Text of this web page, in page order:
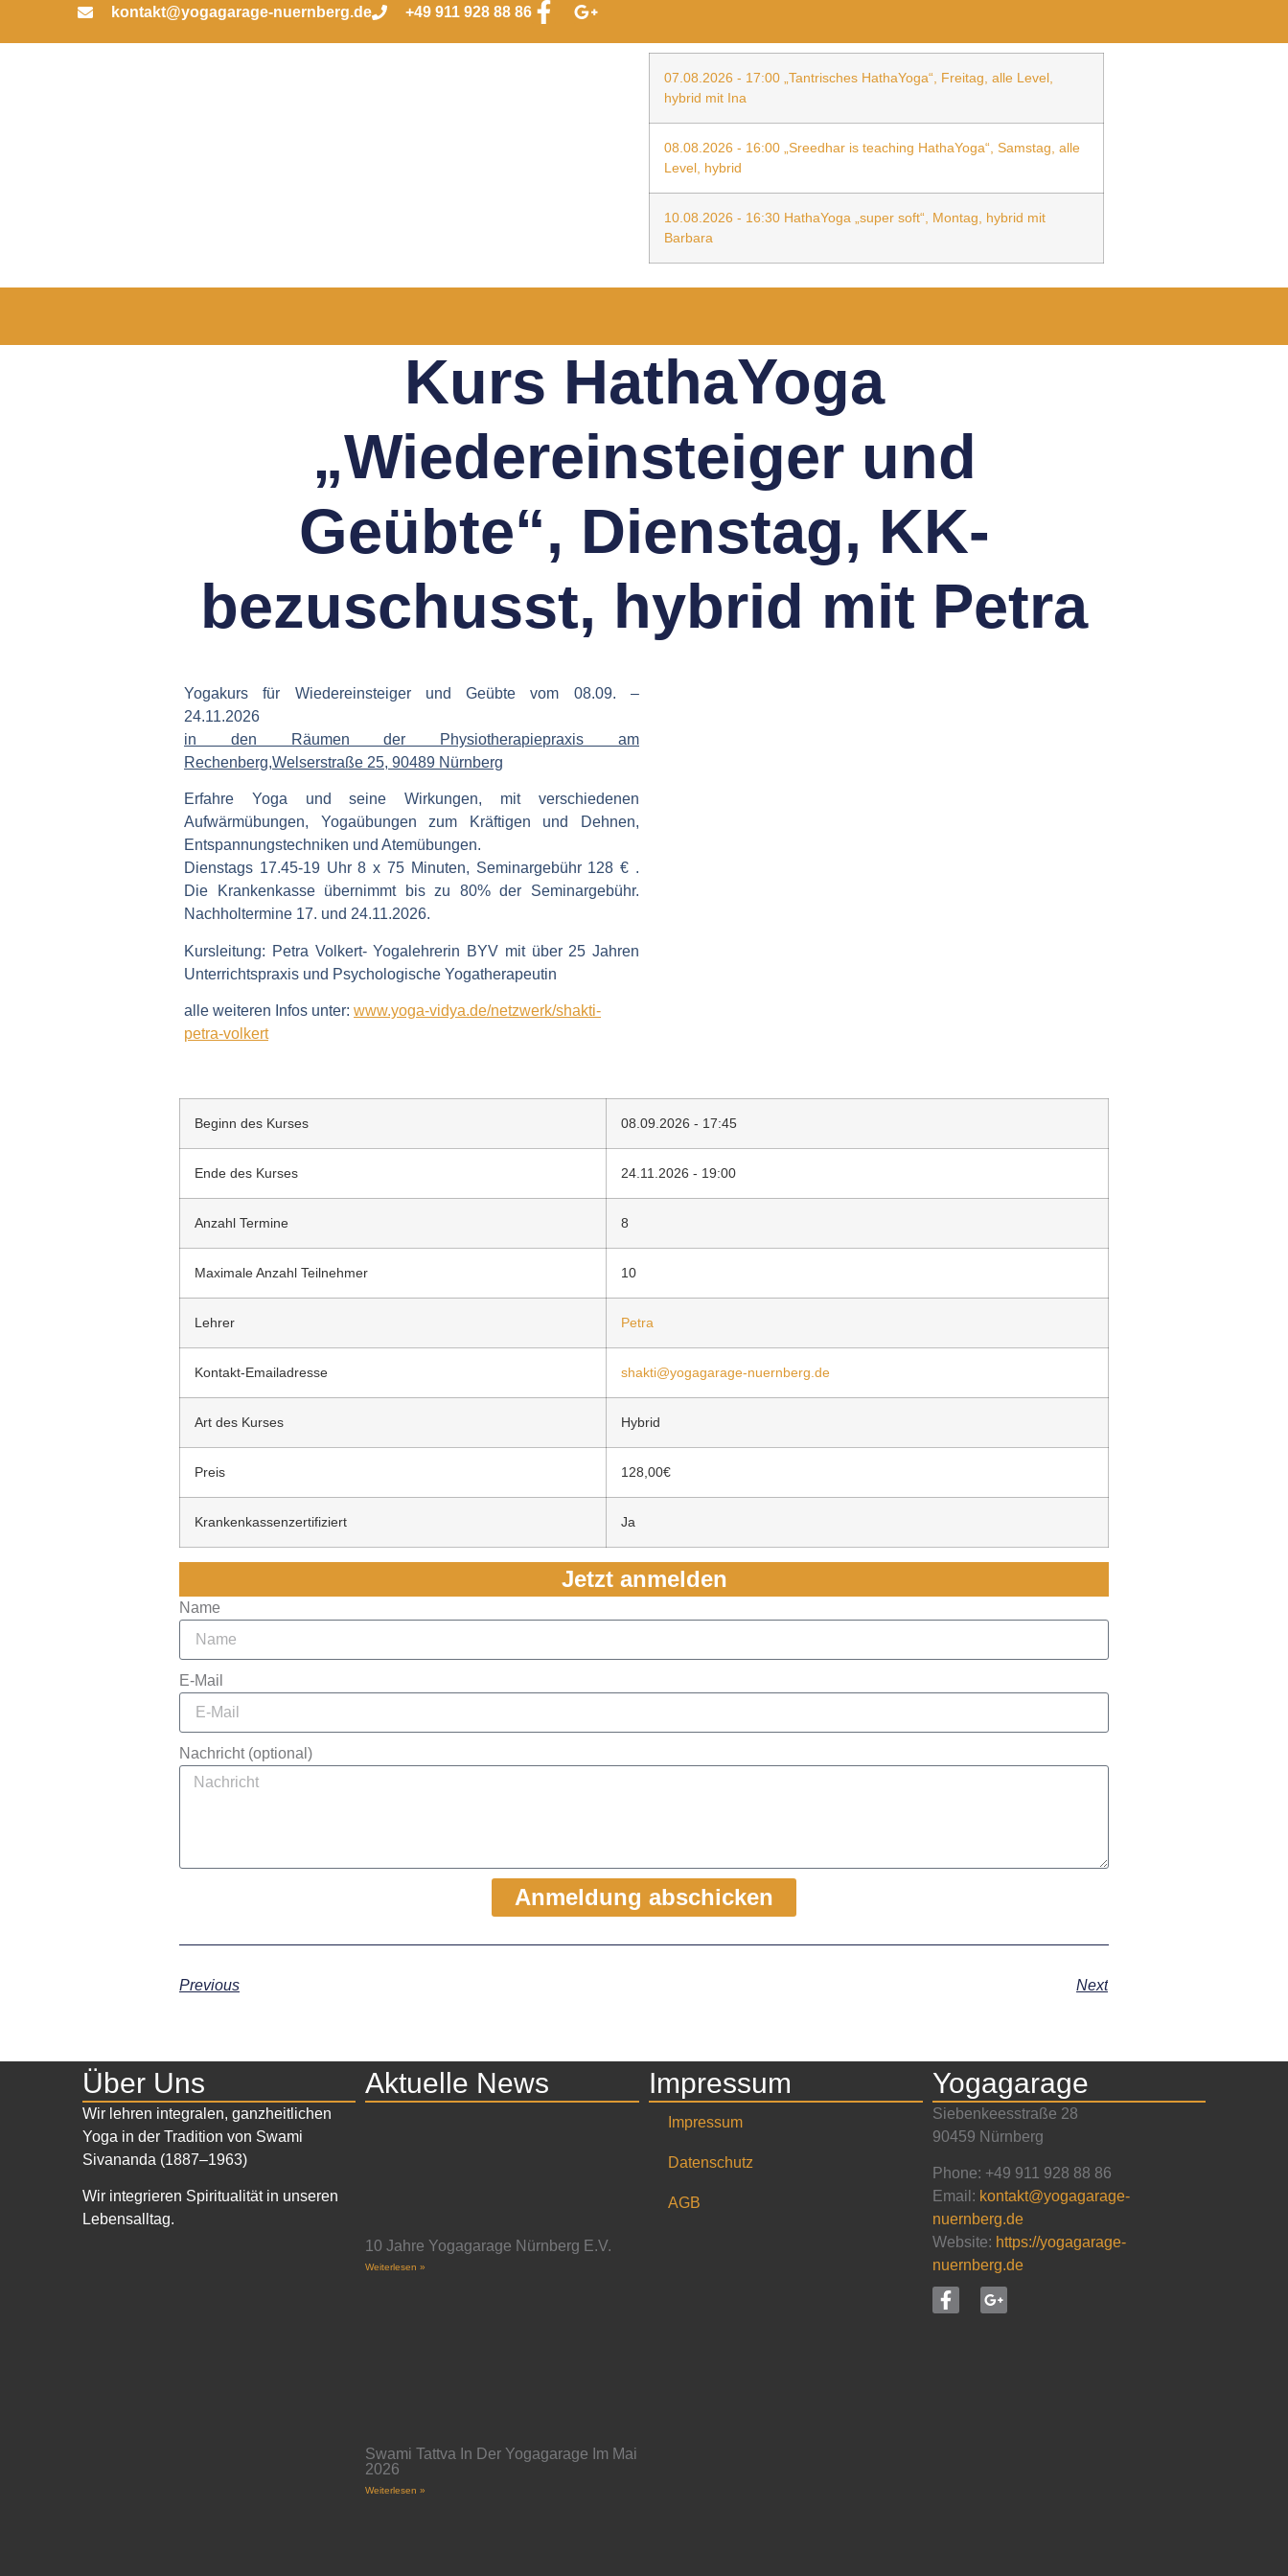
kontakt@yogagarage-nuernberg.de +49 911 928 88 86
07.08.2026 - 17:00 „Tantrisches HathaYoga“, Freitag, alle Level,
hybrid mit Ina
08.08.2026 - 16:00 „Sreedhar is teaching HathaYoga“, Samstag, alle
Level, hybrid
10.08.2026 - 16:30 HathaYoga „super soft“, Montag, hybrid mit
Barbara
Kurs HathaYoga
„Wiedereinsteiger und
Geübte“, Dienstag, KK-
bezuschusst, hybrid mit Petra
Yogakurs für Wiedereinsteiger und Geübte vom 08.09. –
24.11.2026
in den Räumen der Physiotherapiepraxis am
Rechenberg,Welserstraße 25, 90489 Nürnberg
Erfahre Yoga und seine Wirkungen, mit verschiedenen
Aufwärmübungen, Yogaübungen zum Kräftigen und Dehnen,
Entspannungstechniken und Atemübungen.
Dienstags 17.45-19 Uhr 8 x 75 Minuten, Seminargebühr 128 € .
Die Krankenkasse übernimmt bis zu 80% der Seminargebühr.
Nachholtermine 17. und 24.11.2026.
Kursleitung: Petra Volkert- Yogalehrerin BYV mit über 25 Jahren
Unterrichtspraxis und Psychologische Yogatherapeutin
alle weiteren Infos unter: www.yoga-vidya.de/netzwerk/shakti-
petra-volkert
Beginn des Kurses 08.09.2026 - 17:45
Ende des Kurses 24.11.2026 - 19:00
Anzahl Termine 8
Maximale Anzahl Teilnehmer 10
Lehrer Petra
Kontakt-Emailadresse shakti@yogagarage-nuernberg.de
Art des Kurses Hybrid
Preis 128,00€
Krankenkassenzertifiziert Ja
Jetzt anmelden
Name
E-Mail
Nachricht (optional)
Anmeldung abschicken
Previous Next
Über Uns
Wir lehren integralen, ganzheitlichen
Yoga in der Tradition von Swami
Sivananda (1887–1963)
Wir integrieren Spiritualität in unseren
Lebensalltag.
Aktuelle News
10 Jahre Yogagarage Nürnberg E.V.
Weiterlesen »
Swami Tattva In Der Yogagarage Im Mai
2026
Weiterlesen »
Impressum
Impressum
Datenschutz
AGB
Yogagarage
Siebenkeesstraße 28
90459 Nürnberg
Phone: +49 911 928 88 86
Email: kontakt@yogagarage-
nuernberg.de
Website: https://yogagarage-
nuernberg.de